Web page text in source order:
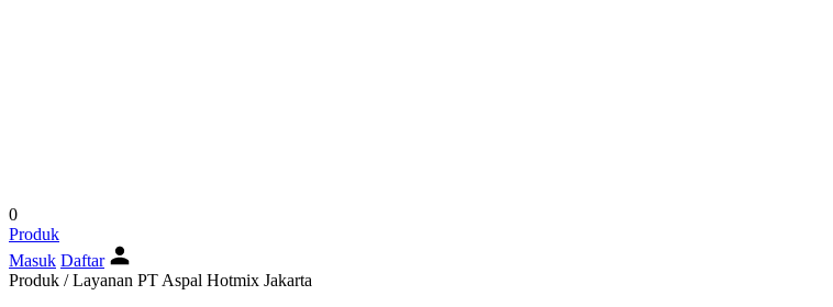
0
Produk
Masuk Daftar
Produk / Layanan PT Aspal Hotmix Jakarta